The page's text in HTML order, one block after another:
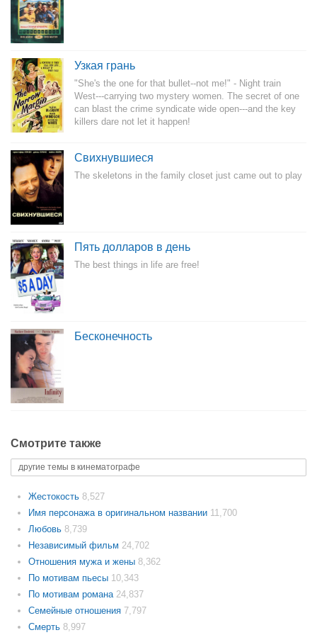
Узкая грань
"She's the one for that bullet--not me!" - Night train
West---carrying two mystery women. The secret of one
can blast the crime syndicate wide open---and the key
killers dare not let it happen!
Свихнувшиеся
The skeletons in the family closet just came out to play
Пять долларов в день
The best things in life are free!
Бесконечность
Смотрите также
другие темы в кинематографе
Жестокость 8,527
Имя персонажа в оригинальном названии 11,700
Любовь 8,739
Независимый фильм 24,702
Отношения мужа и жены 8,362
По мотивам пьесы 10,343
По мотивам романа 24,837
Семейные отношения 7,797
Смерть 8,997